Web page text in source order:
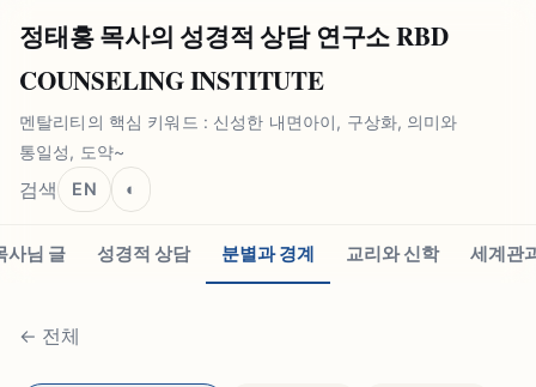
정태홍 목사의 성경적 상담 연구소 RBD
COUNSELING INSTITUTE
멘탈리티의 핵심 키워드 : 신성한 내면아이, 구상화, 의미와
통일성, 도약~
검색 EN ◐
사님 글 성경적 상담 분별과 경계 교리와 신학 세계관
← 전체